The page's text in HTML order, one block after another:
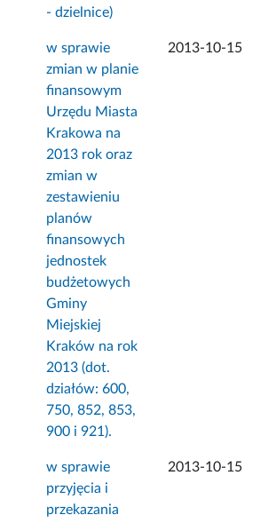
- dzielnice)
w sprawie
zmian w planie
finansowym
Urzędu Miasta
Krakowa na
2013 rok oraz
zmian w
zestawieniu
planów
finansowych
jednostek
budżetowych
Gminy
Miejskiej
Kraków na rok
2013 (dot.
działów: 600,
750, 852, 853,
900 i 921).
2013-10-15
w sprawie
przyjęcia i
przekazania
2013-10-15